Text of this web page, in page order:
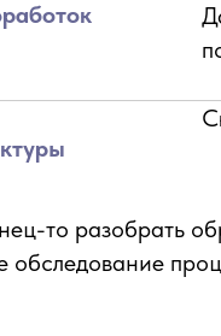
то разобрать
обследование